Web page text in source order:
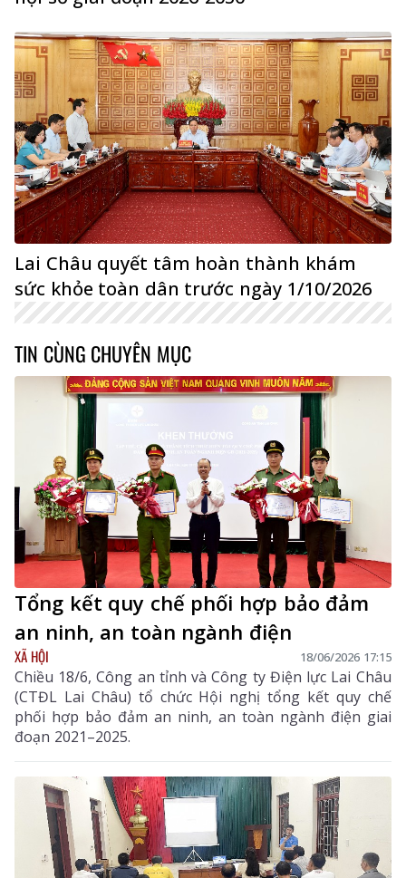
Lai Châu quyết tâm hoàn thành khám
sức khỏe toàn dân trước ngày 1/10/2026
TIN CÙNG CHUYÊN MỤC
Tổng kết quy chế phối hợp bảo đảm
an ninh, an toàn ngành điện
XÃ HỘI 18/06/2026 17:15
Chiều 18/6, Công an tỉnh và Công ty Điện lực Lai Châu
(CTĐL Lai Châu) tổ chức Hội nghị tổng kết quy chế
phối hợp bảo đảm an ninh, an toàn ngành điện giai
đoạn 2021–2025.